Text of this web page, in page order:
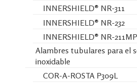
INNERSHIELD® NR-311
INNERSHIELD® NR-232
INNERSHIELD® NR-
Alambres tubulares para el
inoxidable
COR-A-ROSTA P309L